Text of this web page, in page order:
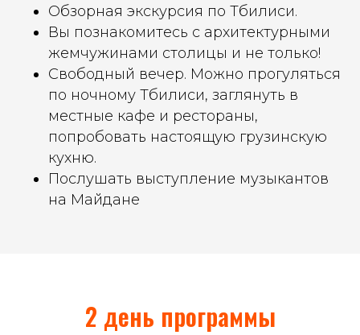
Обзорная экскурсия по Тбилиси.
Вы познакомитесь с архитектурными
жемчужинами столицы и не только!
Свободный вечер. Можно прогуляться
по ночному Тбилиси, заглянуть в
местные кафе и рестораны,
попробовать настоящую грузинскую
кухню.
Послушать выступление музыкантов
на Майдане
2 день программы